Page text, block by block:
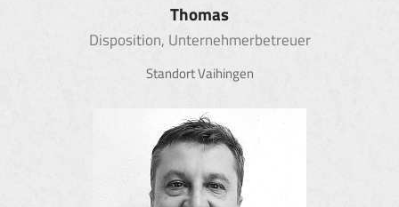
Thomas
Disposition, Unternehmerbetreuer
Standort Vaihingen